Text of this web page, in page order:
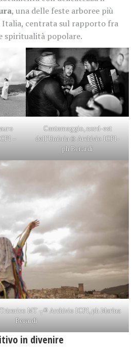
, una delle feste arboree più
Italia, centrata sul rapporto fra
spiritualità popolare.
–
Cantamaggio, nord-est
dell’Umbria © Archivio ICPI-
ph Berardi
MT ┬® Archivio ICPI, ph Marina
Berardi
in divenire